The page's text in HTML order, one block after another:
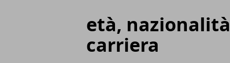
età,
carriera